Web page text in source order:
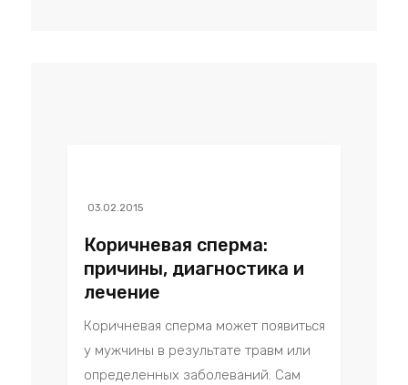
03.02.2015
Коричневая сперма:
причины, диагностика и
лечение
Коричневая сперма может появиться
у мужчины в результате травм или
определенных заболеваний. Сам